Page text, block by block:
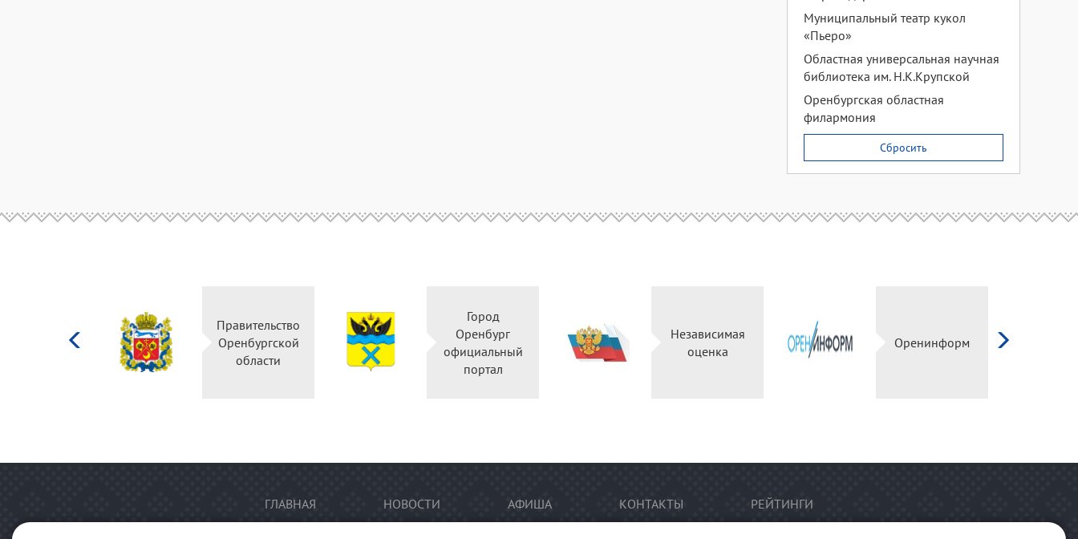
Муниципальный театр кукол
«Пьеро»
Областная универсальная научная
библиотека им. Н.К.Крупской
Оренбургская областная
филармония
Сбросить
Правительство
Оренбургской
области
Город
Оренбург
официальный
портал
Независимая
оценка
Оренинформ
ГЛАВНАЯ НОВОСТИ АФИША КОНТАКТЫ РЕЙТИНГИ